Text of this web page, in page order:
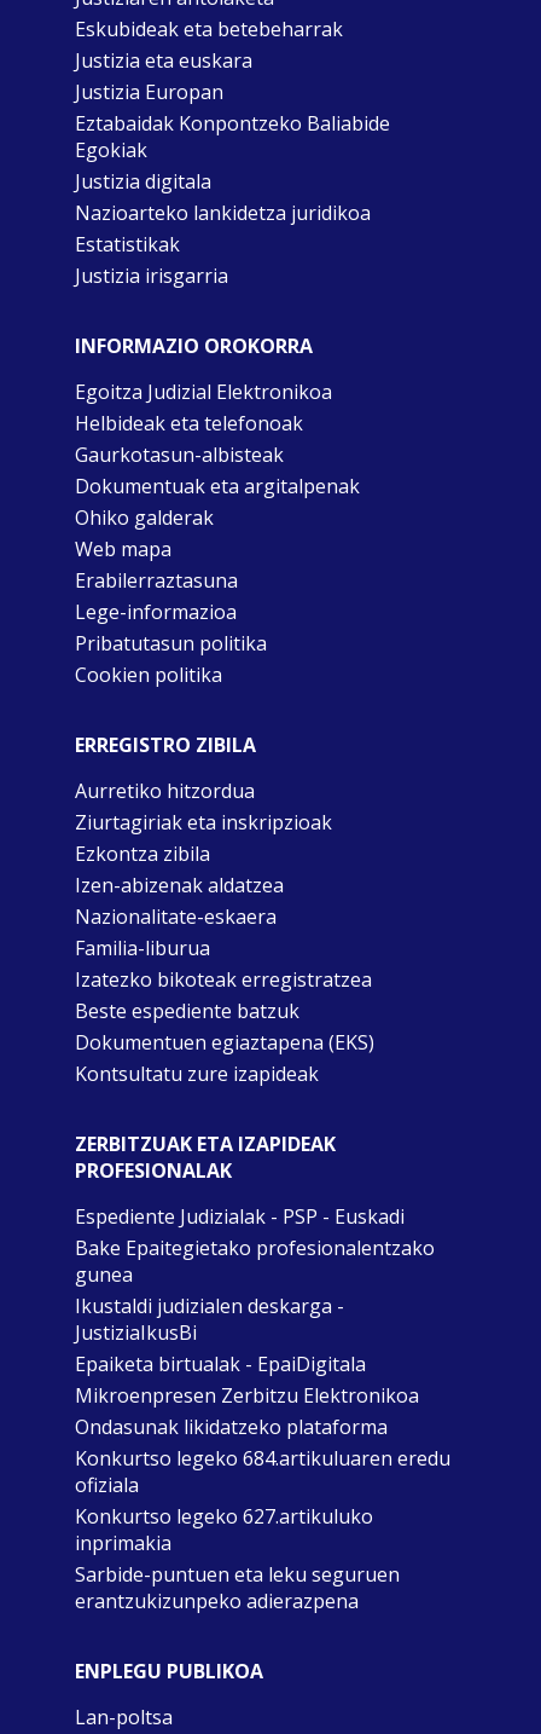
Eskubideak eta betebeharrak
Justizia eta euskara
Justizia Europan
Eztabaidak Konpontzeko Baliabide
Egokiak
Justizia digitala
Nazioarteko lankidetza juridikoa
Estatistikak
Justizia irisgarria
INFORMAZIO OROKORRA
Egoitza Judizial Elektronikoa
Helbideak eta telefonoak
Gaurkotasun-albisteak
Dokumentuak eta argitalpenak
Ohiko galderak
Web mapa
Erabilerraztasuna
Lege-informazioa
Pribatutasun politika
Cookien politika
ERREGISTRO ZIBILA
Aurretiko hitzordua
Ziurtagiriak eta inskripzioak
Ezkontza zibila
Izen-abizenak aldatzea
Nazionalitate-eskaera
Familia-liburua
Izatezko bikoteak erregistratzea
Beste espediente batzuk
Dokumentuen egiaztapena (EKS)
Kontsultatu zure izapideak
ZERBITZUAK ETA IZAPIDEAK
PROFESIONALAK
Espediente Judizialak - PSP - Euskadi
Bake Epaitegietako profesionalentzako
gunea
Ikustaldi judizialen deskarga -
JustiziaIkusBi
Epaiketa birtualak - EpaiDigitala
Mikroenpresen Zerbitzu Elektronikoa
Ondasunak likidatzeko plataforma
Konkurtso legeko 684.artikuluaren eredu
ofiziala
Konkurtso legeko 627.artikuluko
inprimakia
Sarbide-puntuen eta leku seguruen
erantzukizunpeko adierazpena
ENPLEGU PUBLIKOA
Lan-poltsa